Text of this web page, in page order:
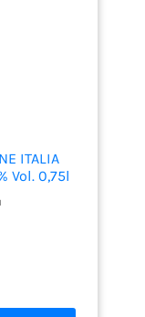
ITALIA
Vol. 0,75l